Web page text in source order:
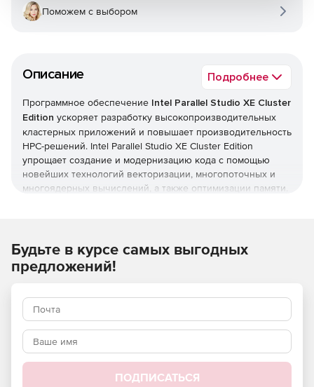
Описание Подробнее
Программное обеспечение Intel Parallel Studio XE Cluster
Edition ускоряет разработку высокопроизводительных
кластерных приложений и повышает производительность
HPC-решений. Intel Parallel Studio XE Cluster Edition
упрощает создание и модернизацию кода с помощью
новейших технологий векторизации, многопоточных и
многоядерных вычислений, а также оптимизации памяти.
вычислительных кластерах, а также ведущие в отрасли
компиляторы, математические библиотеки,
и многое другое. Продукт обеспечивает
масштабирование кода C, C++, Fortran и Python на
процессорах Intel Xeon and Intel Xeon Phi.
Редакция Intel Parallel Studio XE Cluster Edition включает
интерфейса передачи сообщений MPI, инструменты для
Поможем с выбором
Будьте в курсе самых выгодных
предложений!
ПОДПИСАТЬСЯ